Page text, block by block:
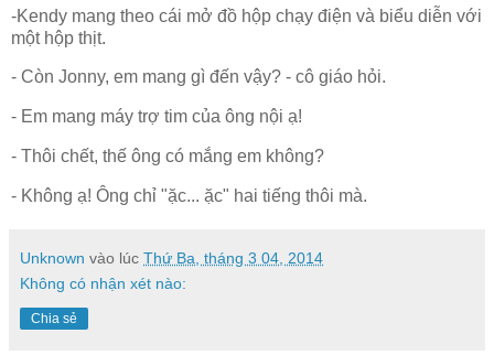
-Kendy mang theo cái mở đồ hộp chạy điện và biểu diễn với
một hộp thịt.
- Còn Jonny, em mang gì đến vậy? - cô giáo hỏi.
- Em mang máy trợ tim của ông nội ạ!
- Thôi chết, thế ông có mắng em không?
- Không ạ! Ông chỉ "ặc... ặc" hai tiếng thôi mà.
Unknown vào lúc Thứ Ba, tháng 3 04, 2014
Không có nhận xét nào:
Chia sẻ